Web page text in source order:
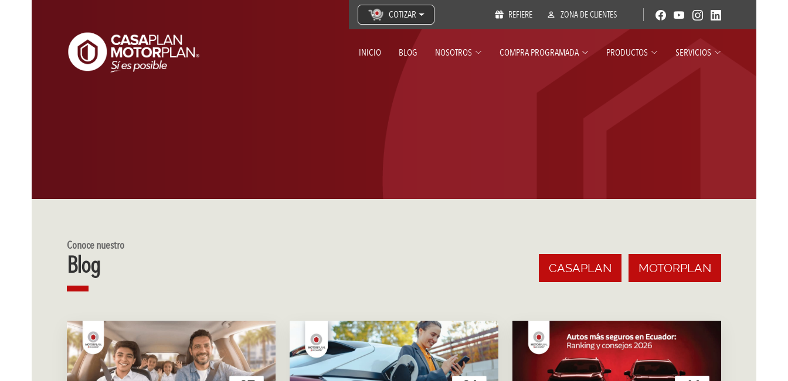
COTIZAR REFIERE ZONA DE CLIENTES
INICIO BLOG NOSOTROS COMPRA PROGRAMADA PRODUCTOS SERVICIOS
Conoce nuestro
Blog CASAPLAN MOTORPLAN